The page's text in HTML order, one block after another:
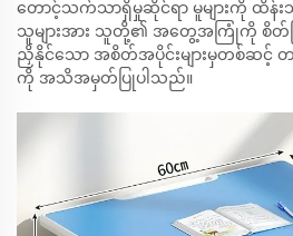
တောင့်သက်သာရှိမှုဆိုင်ရာ မူများကို ထိန်း
သူများအား သူတို့၏ အတွေ့အကြုံကို စိတ်က
ညှိနိုင်သော အစိတ်အပိုင်းများမှတစ်ဆင့် တ
ကို အသိအမှတ်ပြုပါသည်။